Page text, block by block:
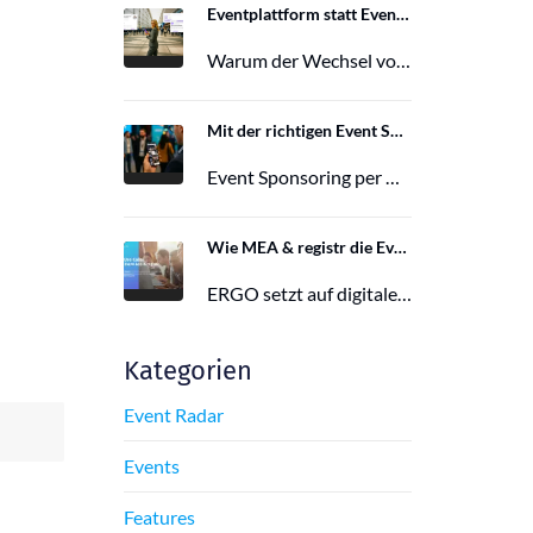
Eventplattform statt Event App: Der Wechsel von der Mobile Event App zu Polario
Warum der Wechsel von der Mobile Event App zu Polario erfolgt und wie Polario als moderne Eventplattform klassische Event Apps…
Mit der richtigen Event Sponsoring App zu mehr Reichweite, Leads und Wirkung
Event Sponsoring per App: messbar, flexibel und interaktiv. Jetzt mehr Sichtbarkeit und Wirkung für dein Event sichern.
Wie MEA & registr die Eventorganisation von 120 ERGO-Events pro Jahr optimieren
ERGO setzt auf digitale Eventorganisation mit MEA & registr. Effizient, nachhaltig und interaktiv – so gelingt moderne Eventplanung.
Kategorien
Event Radar
Events
Features